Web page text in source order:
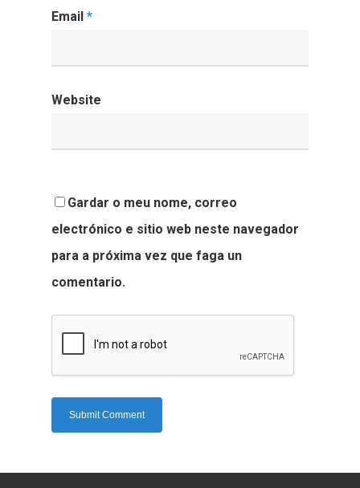
Email *
Website
Gardar o meu nome, correo
electrónico e sitio web neste navegador
para a próxima vez que faga un
comentario.